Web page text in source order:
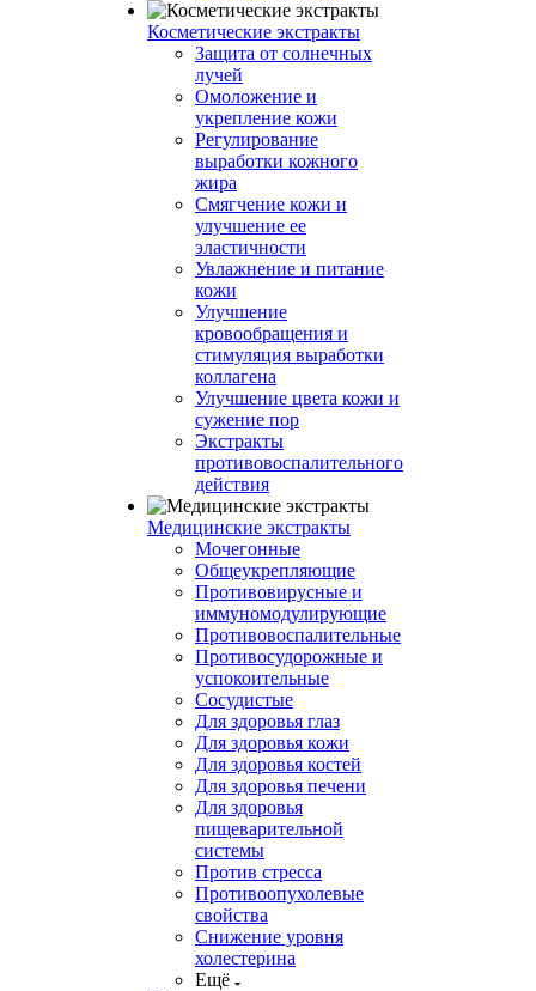
Косметические экстракты
Защита от солнечных
лучей
Омоложение и
укрепление кожи
Регулирование
выработки кожного
жира
Смягчение кожи и
улучшение ее
эластичности
Увлажнение и питание
кожи
Улучшение
кровообращения и
стимуляция выработки
коллагена
Улучшение цвета кожи и
сужение пор
Экстракты
противовоспалительного
действия
Медицинские экстракты
Мочегонные
Общеукрепляющие
Противовирусные и
иммуномодулирующие
Противовоспалительные
Противосудорожные и
успокоительные
Сосудистые
Для здоровья глаз
Для здоровья кожи
Для здоровья костей
Для здоровья печени
Для здоровья
пищеварительной
системы
Против стресса
Противоопухолевые
свойства
Снижение уровня
холестерина
Ещё